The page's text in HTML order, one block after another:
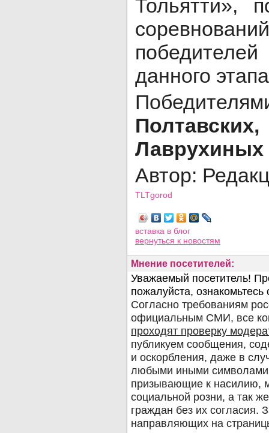
Тольятти»,
данного
Лаврухиных
Автор:
TLTgorod
вставка в блог
вернуться к новостям
Мнение посетителей: